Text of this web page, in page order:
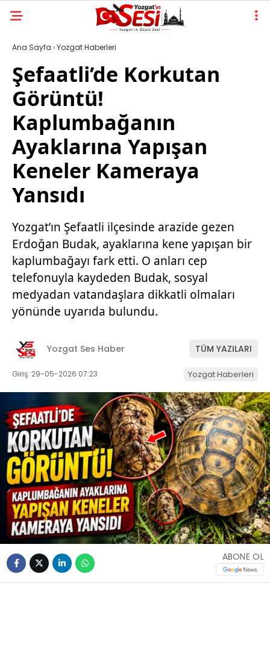
Ana Sayfa ›Yozgat Haberleri
Şefaatli’de Korkutan
Görüntü!
Kaplumbağanın
Ayaklarına Yapışan
Keneler Kameraya
Yansıdı
Yozgat’ın Şefaatli ilçesinde arazide gezen
Erdoğan Budak, ayaklarına kene yapışan bir
kaplumbağayı fark etti. O anları cep
telefonuyla kaydeden Budak, sosyal
medyadan vatandaşlara dikkatli olmaları
yönünde uyarıda bulundu.
Yozgat Ses Haber TÜM YAZILARI
Giriş: 29-05-2026 07:23 Yozgat Haberleri
ABONE OL